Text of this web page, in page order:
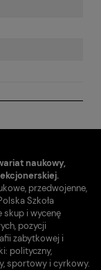
naukowy,
przedwojenne,
Szkoła
skup i wycenę
pozycji
zabytkowej i
polityczny,
sportowy i cyrkowy.